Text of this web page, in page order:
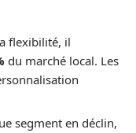
flexibilité, il
du marché local. Les
segment en déclin,